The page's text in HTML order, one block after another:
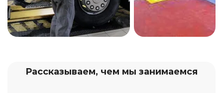
Рассказываем, чем мы занимаемся